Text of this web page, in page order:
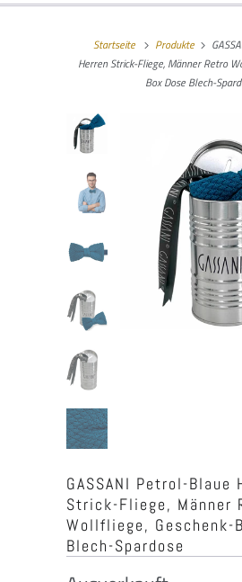
Startseite Produkte
Herren Strick-Fliege, Männer Retro
Box Dose Blech-
GASSANI Petrol-Blaue
Strick-Fliege, Männer
Wollfliege, Geschenk-
Blech-Spardose